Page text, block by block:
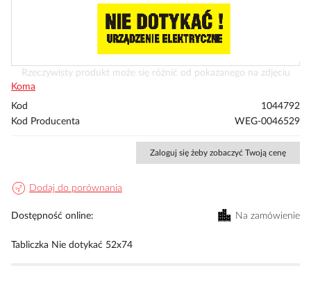
Przejdź
na
początek
Rzeczywisty produkt może się różnić od pokazanego na zdjęciu
Koma
Kod
1044792
Kod Producenta
WEG-0046529
Zaloguj się żeby zobaczyć Twoją cenę
Dodaj do porównania
Dostępność online Na zamówienie
Tabliczka Nie dotykać 52x74